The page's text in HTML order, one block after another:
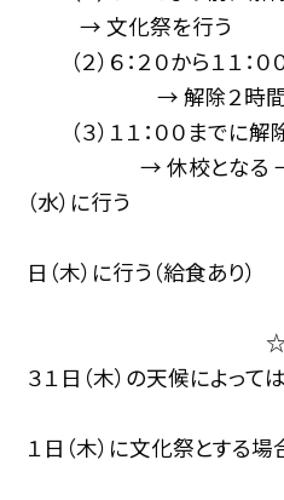
→ 文化祭を行う
（２）６：２０から１１：
→ 解除２時間後よ
（３）１１：００までに
→ 休校となる → 文
（水）に行う
体育祭は
日（木）に行う（給食あり）
☆気象情報の
３１日（木）の天候によっては
３０日（水）
１日（木）に文化祭とする場